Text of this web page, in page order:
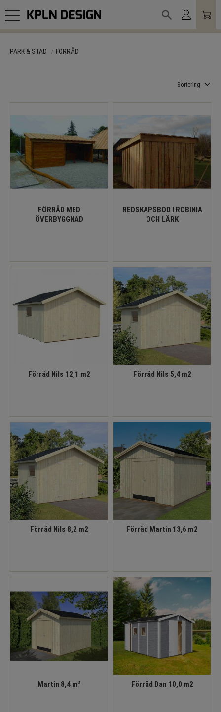
Meny
PARK & STAD FÖRRÅD
FÖRRÅD MED
ÖVERBYGGNAD
REDSKAPSBOD I ROBINIA
OCH LÄRK
Förråd Nils 12,1 m2 Förråd Nils 5,4 m2
Förråd Nils 8,2 m2 Förråd Martin 13,6 m2
Martin 8,4 m² Förråd Dan 10,0 m2